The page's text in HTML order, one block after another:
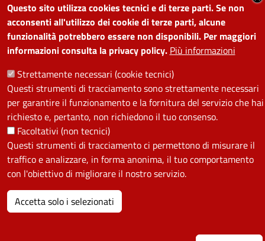
Questo sito utilizza cookies tecnici e di terze parti. Se non
acconsenti all'utilizzo dei cookie di terze parti, alcune
funzionalità potrebbero essere non disponibili. Per maggiori
informazioni consulta la privacy policy. Più informazioni
Strettamente necessari (cookie tecnici)
Questi strumenti di tracciamento sono strettamente necessari
per garantire il funzionamento e la fornitura del servizio che hai
richiesto e, pertanto, non richiedono il tuo consenso.
Facoltativi (non tecnici)
Questi strumenti di tracciamento ci permettono di misurare il
traffico e analizzare, in forma anonima, il tuo comportamento
con l'obiettivo di migliorare il nostro servizio.
Accetta solo i selezionati
SEGUICI SU
Facebook
Instagram
YouTube
Telegram
WhatsApp
TwitterLinkedin
PRIVACY
Useful links section
La Privacy nel Comune
PRIVACY